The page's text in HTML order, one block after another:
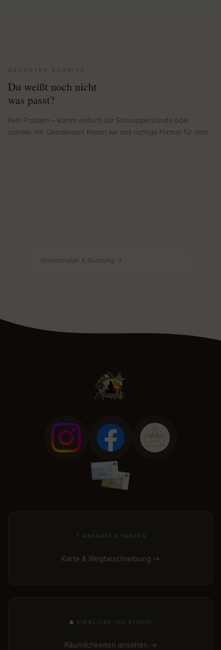
NÄCHSTER SCHRITT
Du weißt noch nicht
was passt?
Kein Problem – komm einfach zur Schnupperstunde oder
schreib mir. Gemeinsam finden wir das richtige Format für dich.
Stundenplan & Buchung →
ANFAHRT & PARKEN
Karte & Wegbeschreibung →
EINBLICKE INS STUDIO
Räumlichkeiten ansehen →